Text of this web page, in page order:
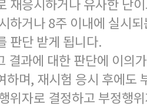
하거나 8주 이내에 실시
판단 받게 됩니다.
결과에 대한 판단에 이의
하며, 재시험 응시 후에도
위자로 결정하고 부정행